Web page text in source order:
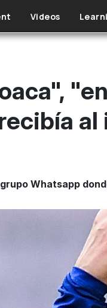
Videos
Whatsapp